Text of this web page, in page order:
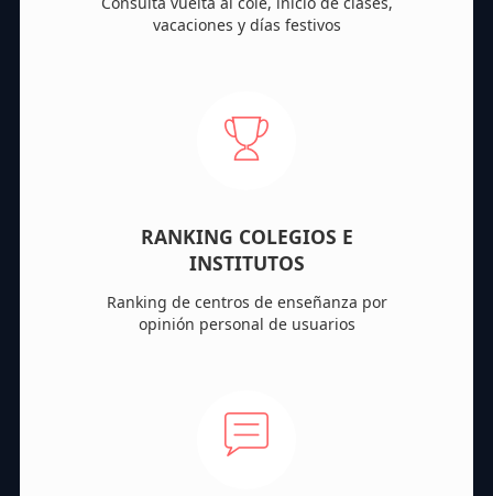
vacaciones y días festivos
RANKING COLEGIOS E
INSTITUTOS
Ranking de centros de enseñanza por
opinión personal de usuarios